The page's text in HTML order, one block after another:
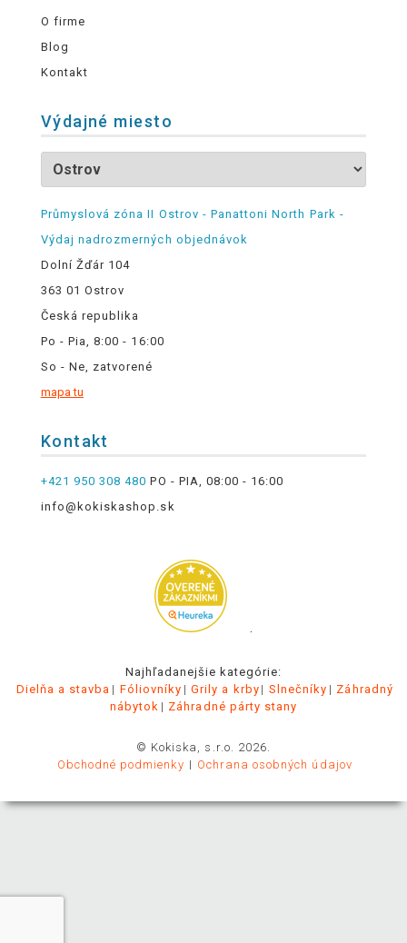
O firme
Blog
Kontakt
Výdajné miesto
Průmyslová zóna II Ostrov - Panattoni North Park -
Výdaj nadrozmerných objednávok
Dolní Žďár 104
363 01 Ostrov
Česká republika
Po - Pia, 8:00 - 16:00
So - Ne, zatvorené
mapa tu
Kontakt
+421 950 308 480 PO - PIA, 08:00 - 16:00
info@kokiskashop.sk
.
Najhľadanejšie kategórie:
Dielňa a stavba
Fóliovníky Grily a krby Slnečníky
Záhradný
nábytok
Záhradné párty stany
© Kokiska, s.r.o. 2026.
Obchodné podmienky
Ochrana osobných údajov